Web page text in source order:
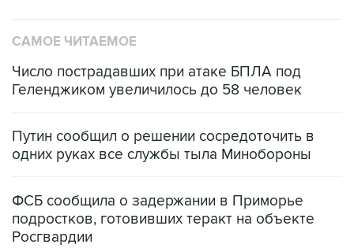
САМОЕ ЧИТАЕМОЕ
Число пострадавших при атаке БПЛА под
Геленджиком увеличилось до 58 человек
Путин сообщил о решении сосредоточить в
одних руках все службы тыла Минобороны
ФСБ сообщила о задержании в Приморье
подростков, готовивших теракт на объекте
Росгвардии